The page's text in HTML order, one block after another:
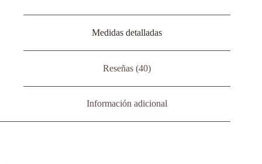
Medidas detalladas
Reseñas (40)
Información adicional